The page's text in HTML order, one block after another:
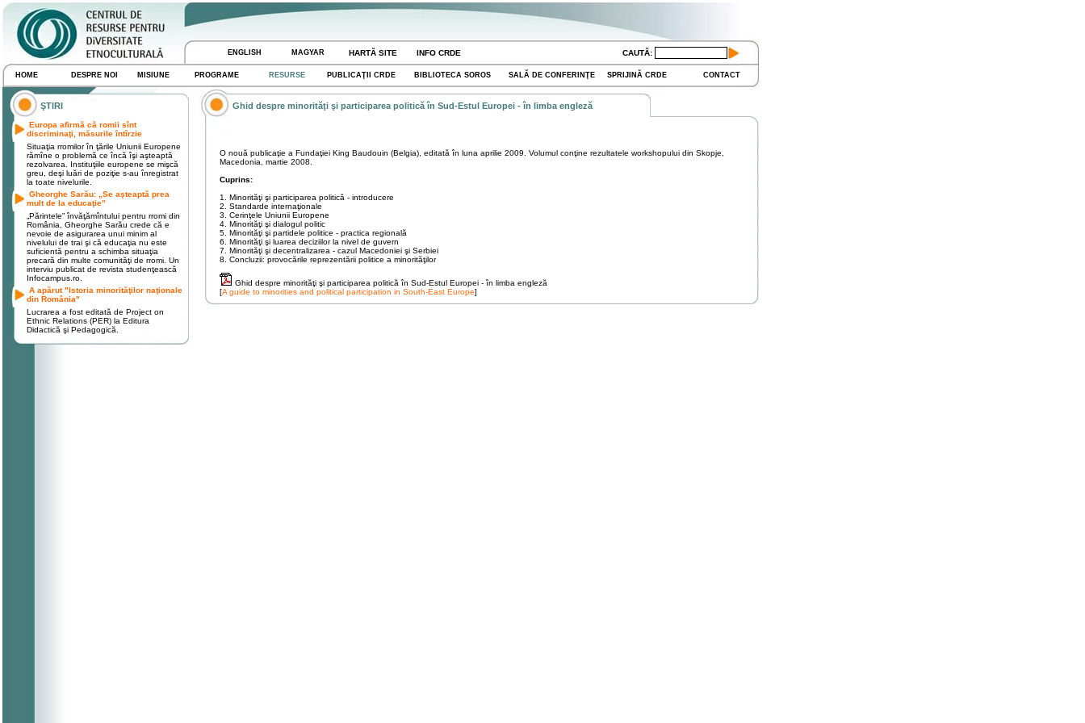
ENGLISH MAGYAR HARTĂ SITE INFO CRDE CAUTĂ:
HOME DESPRE NOI MISIUNE PROGRAME RESURSE PUBLICAŢII CRDE BIBLIOTECA SOROS SALĂ DE CONFERINŢE SPRIJINĂ CRDE CONTACT
ŞTIRI
Europa afirmă că romii sînt
discriminaţi, măsurile întîrzie
Situaţia rromilor în ţările Uniunii Europene
rămîne o problemă ce încă îşi aşteaptă
rezolvarea. Instituţiile europene se mişcă
greu, deşi luări de poziţie s-au înregistrat
la toate nivelurile.
Gheorghe Sarău: „Se aşteaptă prea
mult de la educaţie”
„Părintele” învăţămîntului pentru rromi din
România, Gheorghe Sarău crede că e
nevoie de asigurarea unui minim al
nivelului de trai şi că educaţia nu este
suficientă pentru a schimba situaţia
precară din multe comunităţi de rromi. Un
interviu publicat de revista studenţească
Infocampus.ro.
A apărut "Istoria minorităţilor naţionale
din România"
Lucrarea a fost editată de Project on
Ethnic Relations (PER) la Editura
Didactică şi Pedagogică.
Ghid despre minorităţi şi participarea politică în Sud-Estul Europei - în limba engleză
O nouă publicaţie a Fundaţiei King Baudouin (Belgia), editată în luna aprilie 2009. Volumul conţine rezultatele workshopului din Skopje,
Macedonia, martie 2008.
Cuprins:
1. Minorităţi şi participarea politică - introducere
2. Standarde internaţionale
3. Cerinţele Uniunii Europene
4. Minorităţi şi dialogul politic
5. Minorităţi şi partidele politice - practica regională
6. Minorităţi şi luarea deciziilor la nivel de guvern
7. Minorităţi şi decentralizarea - cazul Macedoniei şi Serbiei
8. Concluzii: provocările reprezentării politice a minorităţilor
Ghid despre minorităţi şi participarea politică în Sud-Estul Europei - în limba engleză
[A guide to minorities and political participation in South-East Europe]